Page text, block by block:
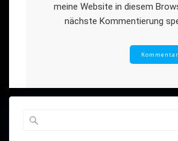
meine Website in diesem
nächste Kommentierung